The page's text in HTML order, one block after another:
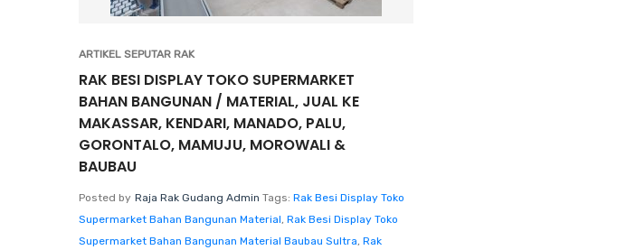
ARTIKEL SEPUTAR RAK
RAK BESI DISPLAY TOKO SUPERMARKET
BAHAN BANGUNAN / MATERIAL, JUAL KE
MAKASSAR, KENDARI, MANADO, PALU,
GORONTALO, MAMUJU, MOROWALI &
BAUBAU
Posted by Raja Rak Gudang Admin Tags: Rak Besi Display Toko
Supermarket Bahan Bangunan Material, Rak Besi Display Toko
Supermarket Bahan Bangunan Material Baubau Sultra, Rak